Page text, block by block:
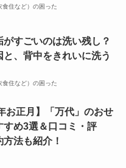
食住など）の困った
がすごいのは洗い残し？
と、背中をきれいに洗う
食住など）の困った
お正月】「万代」のおせ
すめ3選＆口コミ・評
方法も紹介！